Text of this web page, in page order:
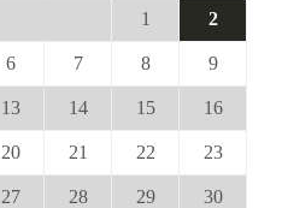
1 2
6 7 8 9
13 14 15 16
20 21 22 23
27 28 29 30